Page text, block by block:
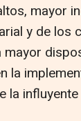
mayor
y de los
la
la